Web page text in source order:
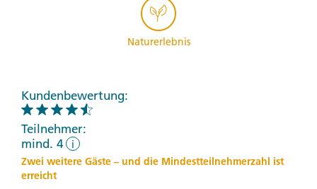
Naturerlebnis
Kundenbewertung:
Teilnehmer:
mind. 4
i
Zwei weitere Gäste – und die Mindestteilnehmerzahl ist
erreicht